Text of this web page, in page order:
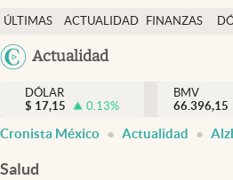
ÚLTIMAS
NOTICIAS
ACTUALIDAD
FINANZAS
Actualidad
Actualidad
Finanzas y economía
Dólar y mercados
DÓLAR
$ 17,15 0.13%
BMV
66.396,15
Cronista México Actualidad
Salud